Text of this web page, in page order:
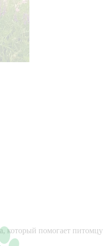
который помогает питомцу